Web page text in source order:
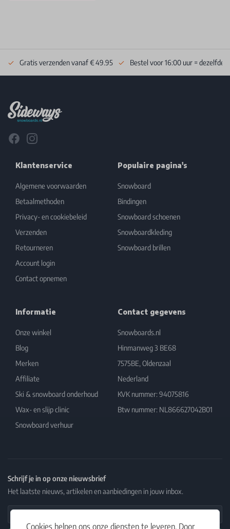
Cookies helpen ons onze diensten te leveren. Door
Gratis verzenden vanaf € 49.95 Bestel voor 16:00 uur = dezelfde
FacebookInstagram
Klantenservice
Algemene voorwaarden
Betaalmethoden
Privacy- en cookiebeleid
Verzenden
Retourneren
Account login
Contact opnemen
Populaire pagina's
Snowboard
Bindingen
Snowboard schoenen
Snowboardkleding
Snowboard brillen
Informatie
Onze winkel
Blog
Merken
Affiliate
Ski & snowboard onderhoud
Wax- en slijp clinic
Snowboard verhuur
Contact gegevens
Snowboards.nl
Hinmanweg 3 BE68
7575BE, Oldenzaal
Nederland
KVK nummer: 94075816
Btw nummer: NL866627042B01
Schrijf je in op onze nieuwsbrief
Het laatste nieuws, artikelen en aanbiedingen in jouw inbox.
Email Address